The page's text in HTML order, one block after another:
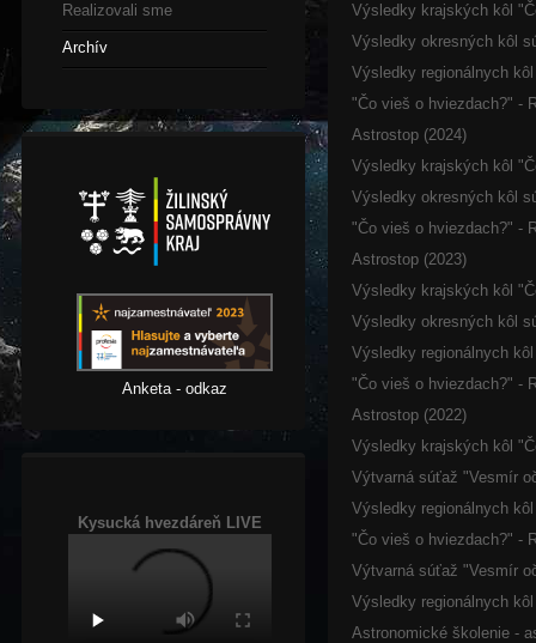
Realizovali sme
Archív
Anketa - odkaz
Kysucká hvezdáreň LIVE
Výsledky krajských kôl
Výsledky okresných kôl
Výsledky regionálnych
"Čo vieš o hviezdach?" -
Astrostop (2024)
Výsledky krajských kôl
Výsledky okresných kôl
"Čo vieš o hviezdach?" -
Astrostop (2023)
Výsledky krajských kôl
Výsledky okresných kôl
Výsledky regionálnych
"Čo vieš o hviezdach?" -
Astrostop (2022)
Výsledky krajských kôl
Výtvarná súťaž "Vesmír
Výsledky regionálnych
"Čo vieš o hviezdach?" -
Výtvarná súťaž "Vesmír
Výsledky regionálnych
Astronomické školenie -